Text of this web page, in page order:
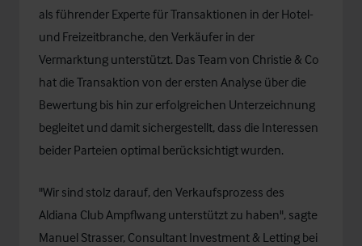
als führender Experte für Transaktionen in der Hotel-
und Freizeitbranche, den Verkäufer in der
Vermarktung unterstützt. Das Team von Christie & Co
hat die Transaktion von der ersten Analyse über die
Bewertung bis hin zur erfolgreichen Unterzeichnung
begleitet und damit sichergestellt, dass die Interessen
beider Parteien optimal berücksichtigt wurden.
"Wir sind stolz darauf, den Verkaufsprozess des
Aldiana Club Ampflwang unterstützt zu haben", sagte
Manuel Strasser, Consultant Investment & Letting bei